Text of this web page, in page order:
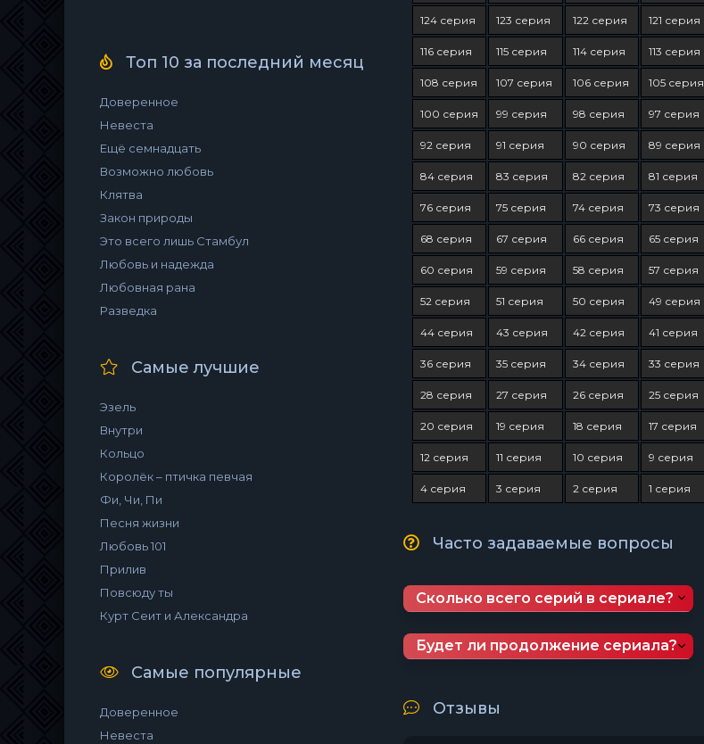
Топ 10 за последний месяц
Доверенное
Невеста
Ещё семнадцать
Возможно любовь
Клятва
Закон природы
Это всего лишь Стамбул
Любовь и надежда
Любовная рана
Разведка
Самые лучшие
Эзель
Внутри
Кольцо
Королёк – птичка певчая
Фи, Чи, Пи
Песня жизни
Любовь 101
Прилив
Повсюду ты
Курт Сеит и Александра
Самые популярные
Доверенное
Невеста
124 серия 123 серия 122 серия 121 серия
116 серия 115 серия 114 серия 113 серия
108 серия 107 серия 106 серия 105 серия
100 серия 99 серия 98 серия 97 серия
92 серия 91 серия 90 серия 89 серия
84 серия 83 серия 82 серия 81 серия
76 серия 75 серия 74 серия 73 серия
68 серия 67 серия 66 серия 65 серия
60 серия 59 серия 58 серия 57 серия
52 серия 51 серия 50 серия 49 серия
44 серия 43 серия 42 серия 41 серия
36 серия 35 серия 34 серия 33 серия
28 серия 27 серия 26 серия 25 серия
20 серия 19 серия 18 серия 17 серия
12 серия 11 серия 10 серия 9 серия
4 серия 3 серия 2 серия 1 серия
Часто задаваемые вопросы
Сколько всего серий в сериале?
Будет ли продолжение сериала?
Отзывы